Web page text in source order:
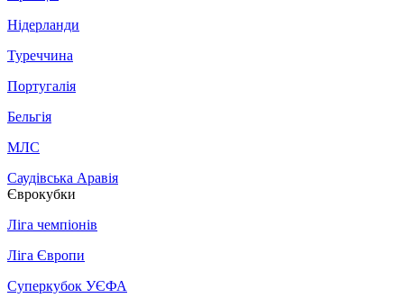
Нідерланди
Туреччина
Португалія
Бельгія
МЛС
Саудівська Аравія
Єврокубки
Ліга чемпіонів
Ліга Європи
Суперкубок УЄФА